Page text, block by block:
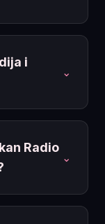
i
⌄
Radio
⌄